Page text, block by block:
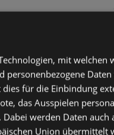
mit welchen
personenbezogene
für die Einbindung
das Ausspielen
werden Daten auch
Union übermittelt